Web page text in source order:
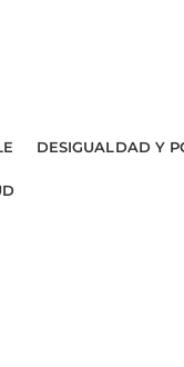
DESIGUALDAD Y